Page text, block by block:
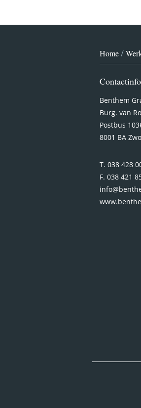
Home/
Benthem
Burg. van
Postbus
8001 BA
T. 038 428
F. 038 421